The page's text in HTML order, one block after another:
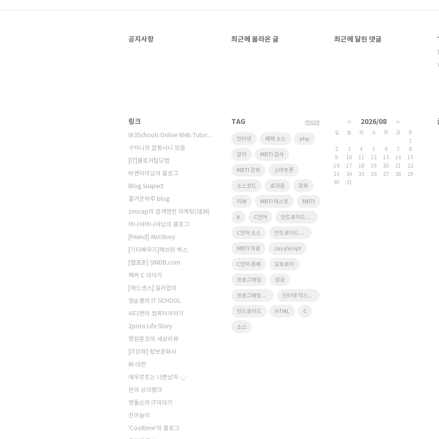
공지사항 최근에 올라온 글 최근에 달린 댓글
링크
W3Schools Online Web Tutorials
구차니의 잡동사니 모음
[IT]블로거팁닷컴
비앤아이님의 블로그
Blog Suspect
즐거운하루 blog
zinicap의 검색엔진 마케팅(SEM)
머니야머니야님의 블로그
[Friend] AtinStory
[기타배우기]해브원 박스
[웹표준] SINDB.com
해커 C 이야기
[애드센스] 길라잡이
정순봉의 IT SCHOOL
씨디맨의 컴퓨터이야기
2proo Life Story
못된준코의 세상리뷰
[IT강좌] 정보문화사
IN 대전
에우르트는 나쁜남자 -_-
씬의 싱크탱크
엔돌슨의 IT이야기
진이늘이
'Cooltime'의 블로그
TAG
인터넷 예제 소스 php
강의 MBTI 검사
MBTI 강좌 스마트폰
소스코드 효과음 강좌
리뷰 MBTI 테스트 MBTI
It C언어 안드로이드 어플 추천
C언어 소스 안드로이드 어플
MBTI 자료 JavaScript
C언어 문제 모토로이
프로그래밍 성공
프로그래밍 문제 인터넷 익스플로러
안드로이드 HTML C
소스
more « 2026/08 »
일 월 화 수 목 금
토
1
2
3 4 5 6 7
8
9
10 11 12 13 14
15
16
17 18 19 20 21
22
23
24 25 26 27 28
29
30
31